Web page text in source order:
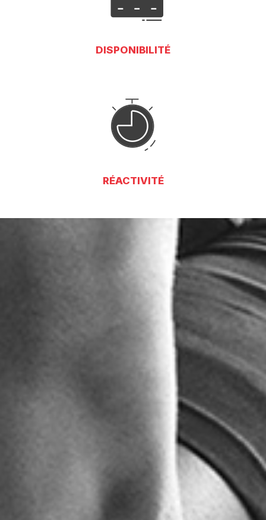
DISPONIBILITÉ
RÉACTIVITÉ